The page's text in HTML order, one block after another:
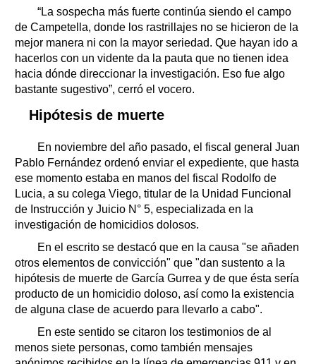
“La sospecha más fuerte continúa siendo el campo
de Campetella, donde los rastrillajes no se hicieron de la
mejor manera ni con la mayor seriedad. Que hayan ido a
hacerlos con un vidente da la pauta que no tienen idea
hacia dónde direccionar la investigación. Eso fue algo
bastante sugestivo”, cerró el vocero.
Hipótesis de muerte
En noviembre del año pasado, el fiscal general Juan
Pablo Fernández ordenó enviar el expediente, que hasta
ese momento estaba en manos del fiscal Rodolfo de
Lucia, a su colega Viego, titular de la Unidad Funcional
de Instrucción y Juicio N° 5, especializada en la
investigación de homicidios dolosos.
En el escrito se destacó que en la causa "se añaden
otros elementos de convicción" que "dan sustento a la
hipótesis de muerte de García Gurrea y de que ésta sería
producto de un homicidio doloso, así como la existencia
de alguna clase de acuerdo para llevarlo a cabo".
En este sentido se citaron los testimonios de al
menos siete personas, como también mensajes